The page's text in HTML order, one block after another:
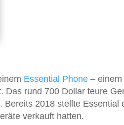
Essential Phone – einem
Das rund 700 Dollar teure
Bereits 2018 stellte Essential
verkauft hatten.